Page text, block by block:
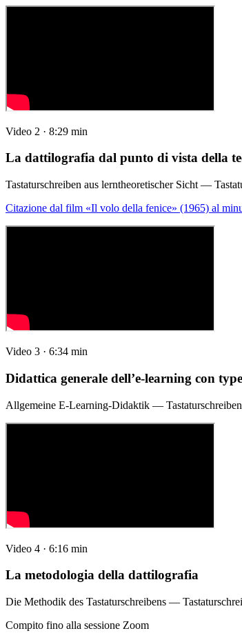
Video 2 · 8:29 min
La dattilografia dal punto di vista della
Tastaturschreiben aus lerntheoretischer Sicht —
Citazione dal film «Il volo della fenice» (1965) al
Video 3 · 6:34 min
Didattica generale dell’e-learning con
Allgemeine E-Learning-Didaktik —
Video 4 · 6:16 min
La metodologia della dattilografia
Die Methodik des Tastaturschreibens —
Compito fino alla sessione Zoom